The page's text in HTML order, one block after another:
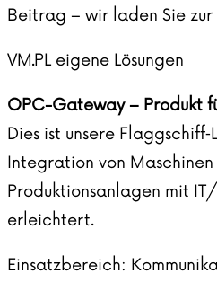
Beitrag – wir laden Sie zur
VM.PL eigene Lösungen
OPC-Gateway – Produkt
Dies ist unsere
Integration von Maschinen
Produktionsanlagen mit IT/
erleichtert.
Einsatzbereich: